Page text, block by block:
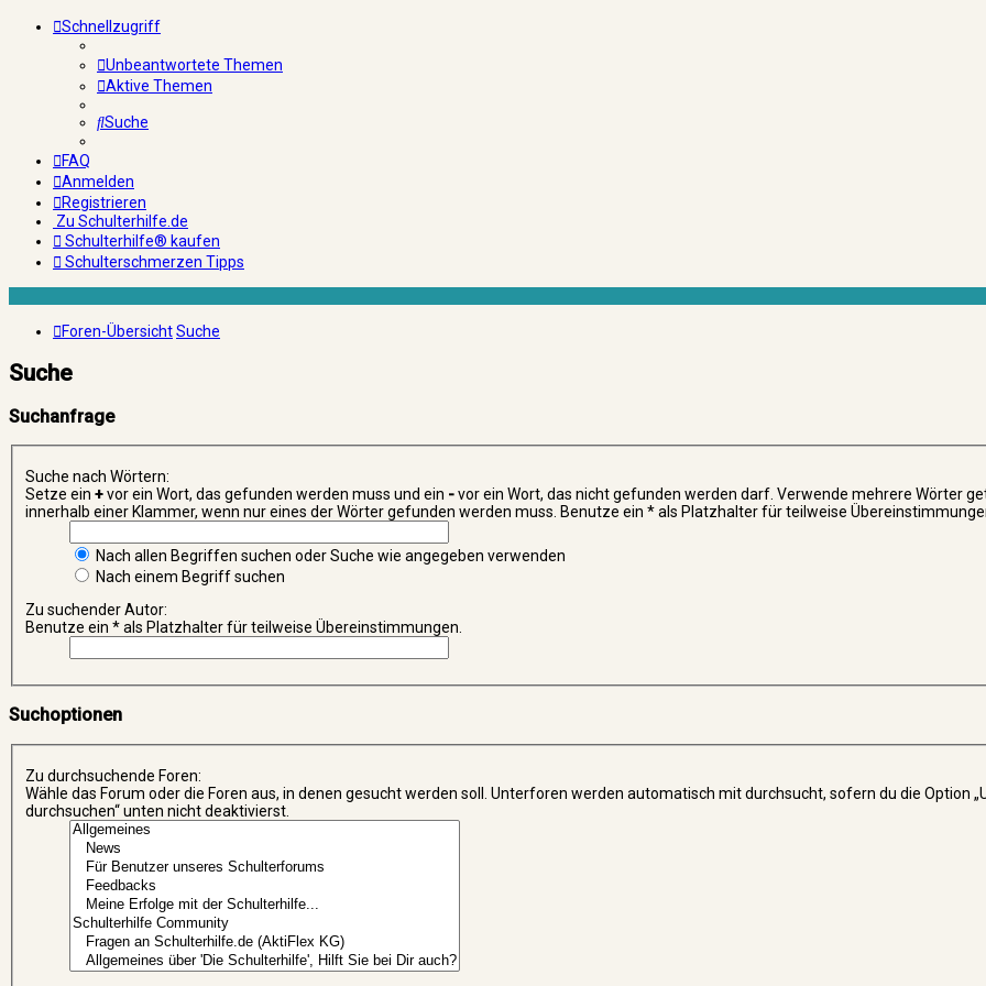
Schnellzugriff
Unbeantwortete Themen
Aktive Themen
Suche
FAQ
Anmelden
Registrieren
Zu Schulterhilfe.de
Schulterhilfe® kaufen
Schulterschmerzen Tipps
Foren-ÜbersichtSuche
Suche
Suchanfrage
Suche nach Wörtern:
Setze ein +vor ein Wort, das gefunden werden muss und ein -vor ein Wort, das nicht gefunden werden darf. Verwende mehrere Wörter
innerhalb einer Klammer, wenn nur eines der Wörter gefunden werden muss. Benutze ein * als Platzhalter für teilweise
Nach allen Begriffen suchen oder Suche wie angegeben verwenden
Nach einem Begriff suchen
Zu suchender Autor:
Benutze ein * als Platzhalter für teilweise Übereinstimmungen.
Suchoptionen
Zu durchsuchende Foren:
Wähle das Forum oder die Foren aus, in denen gesucht werden soll. Unterforen werden automatisch mit durchsucht, sofern du die Option
durchsuchen“ unten nicht deaktivierst.